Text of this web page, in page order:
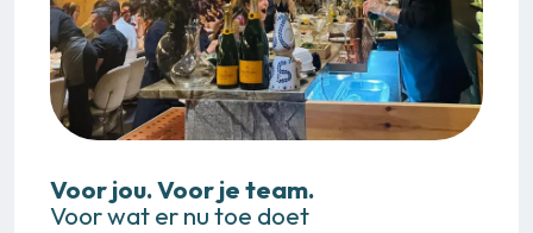
Voor jou. Voor je team.
Voor wat er nu toe doet